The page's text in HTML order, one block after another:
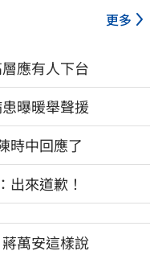
更多
應有人下台
曝暖舉聲援
時中回應了
來道歉！
萬安這樣說